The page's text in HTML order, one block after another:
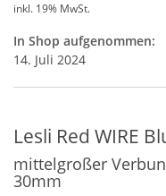
inkl. 19% MwSt.
In Shop aufgenommen:
14. Juli 2024
Lesli Red WIRE
mittelgroßer
30mm